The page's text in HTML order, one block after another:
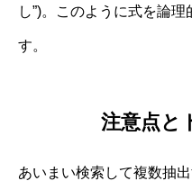
し”)。このように式を論
す。
注意点と
あいまい検索して複数抽